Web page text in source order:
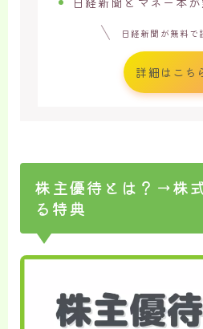
日経新聞が無料で
詳細はこち
株主優待とは？→株
る特典